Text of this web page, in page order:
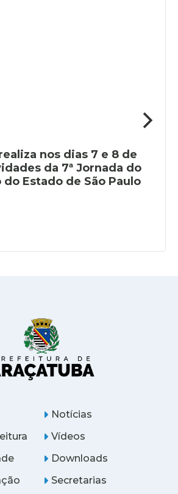
nos dias 7 e 8 de
da 7ª Jornada do
Estado de São Paulo
Notícias
Vídeos
Downloads
Secretarias